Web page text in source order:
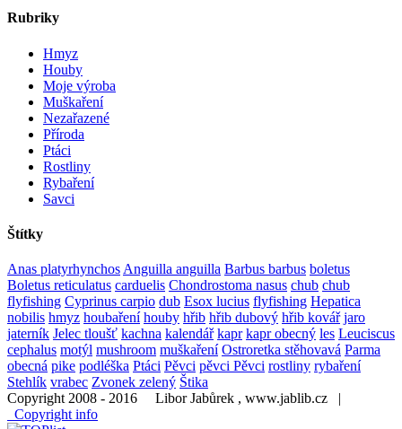
Rubriky
Hmyz
Houby
Moje výroba
Muškaření
Nezařazené
Příroda
Ptáci
Rostliny
Rybaření
Savci
Štítky
Anas platyrhynchos Anguilla anguilla Barbus barbus boletus
Boletus reticulatus carduelis Chondrostoma nasus chub chub
flyfishing Cyprinus carpio dub Esox lucius flyfishing Hepatica
nobilis hmyz houbaření houby hřib hřib dubový hřib kovář jaro
jaterník Jelec tloušť kachna kalendář kapr kapr obecný les Leuciscus
cephalus motýl mushroom muškaření Ostroretka stěhovavá Parma
obecná pike podléška Ptáci Pěvci pěvci Pěvci rostliny rybaření
Stehlík vrabec Zvonek zelený Štika
Copyright 2008 - 2016 Libor Jabůrek , www.jablib.cz |
Copyright info